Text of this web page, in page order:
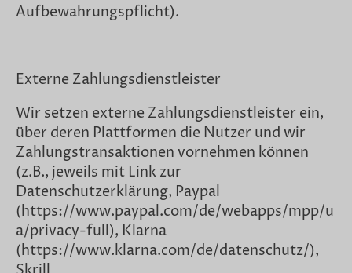
Aufbewahrungspflicht).
Externe Zahlungsdienstleister
Wir setzen externe Zahlungsdienstleister ein,
über deren Plattformen die Nutzer und wir
Zahlungstransaktionen vornehmen können
(z.B., jeweils mit Link zur
Datenschutzerklärung, Paypal
(https://www.paypal.com/de/webapps/mpp/u
a/privacy-full), Klarna
(https://www.klarna.com/de/datenschutz/),